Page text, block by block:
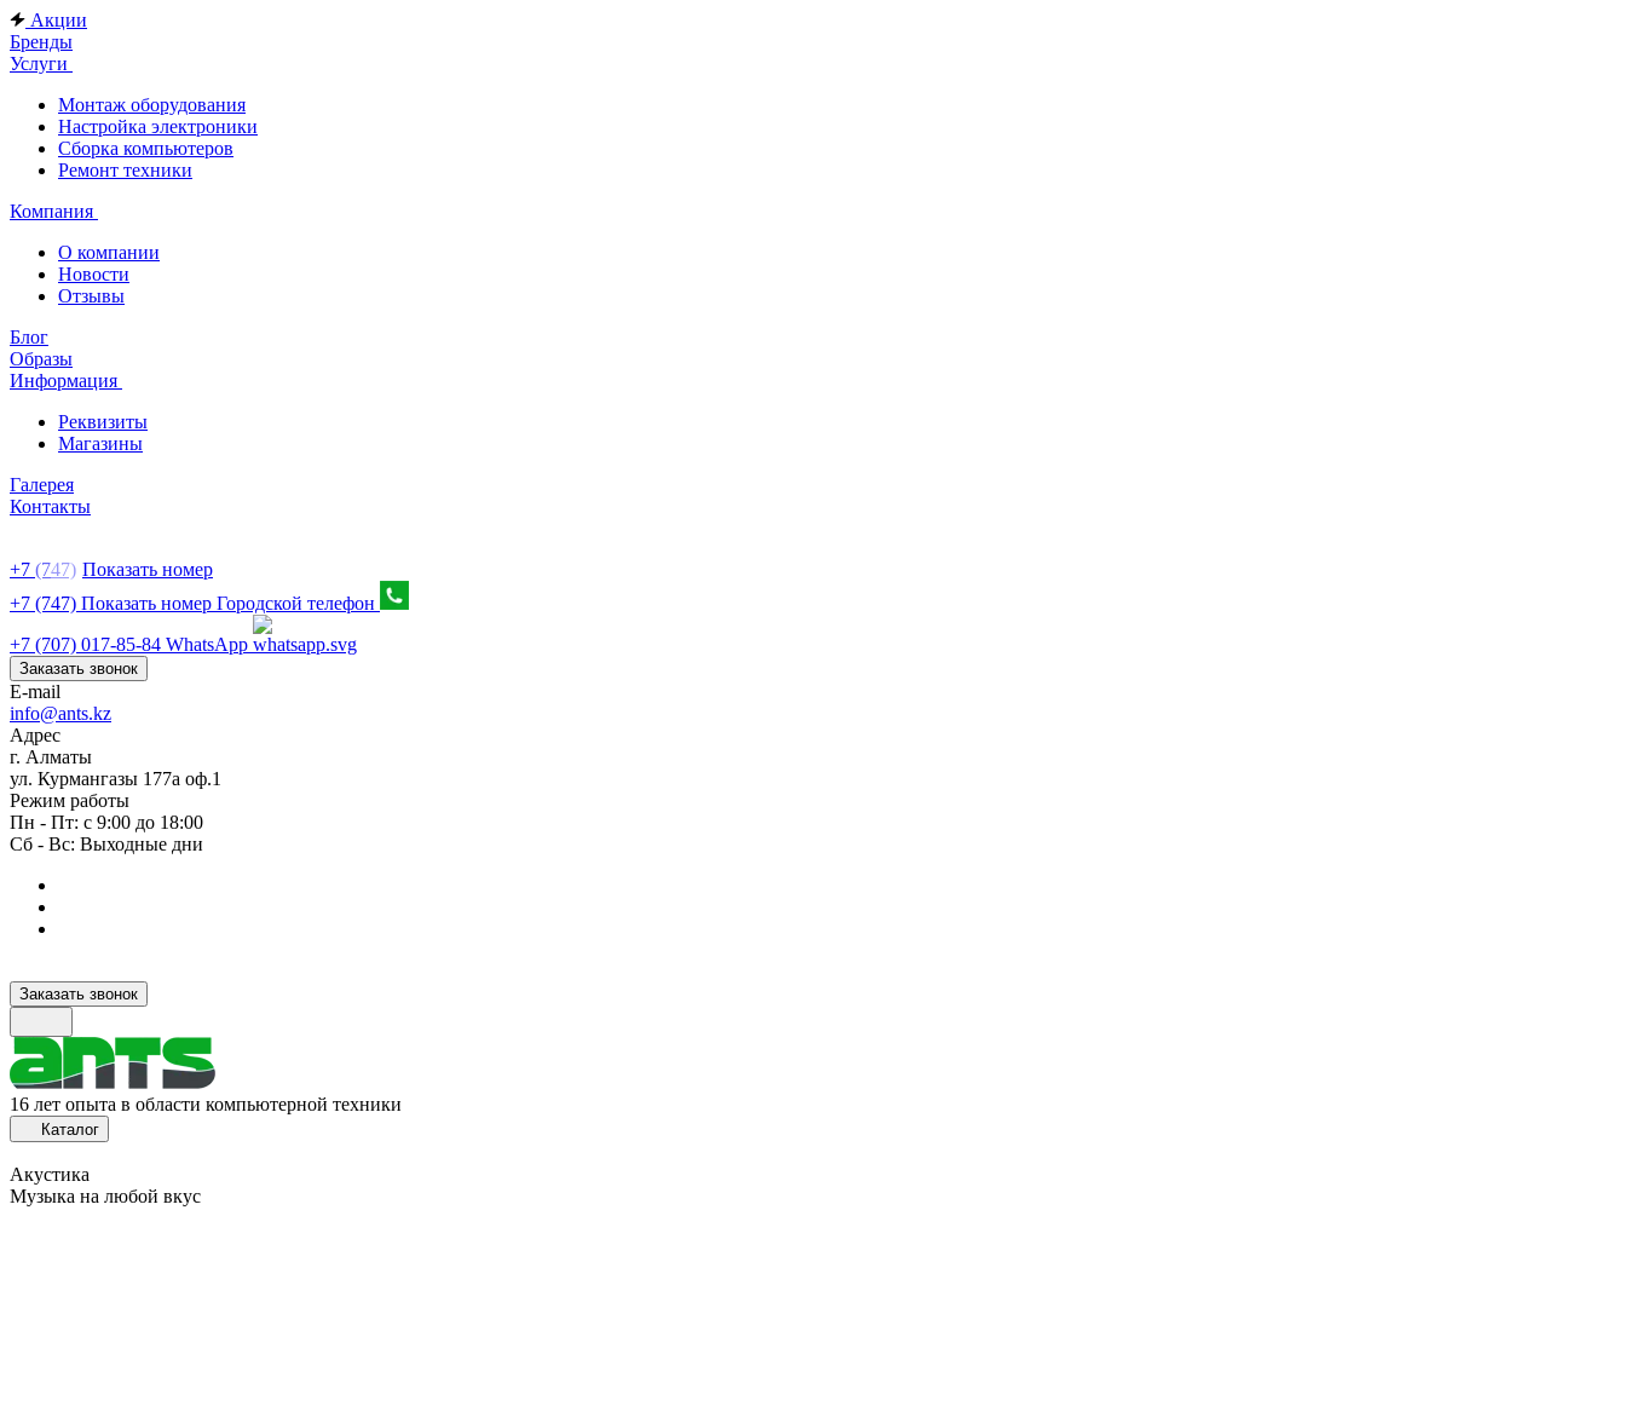
Акции
Бренды
Услуги
Монтаж оборудования
Настройка электроники
Сборка компьютеров
Ремонт техники
Компания
О компании
Новости
Отзывы
Блог
Образы
Информация
Реквизиты
Магазины
Галерея
Контакты
+7 (747) Показать номер
+7 (747) Показать номер Городской телефон
+7 (707) 017-85-84 WhatsApp
Заказать звонок
E-mail
info@ants.kz
Адрес
г. Алматы
ул. Курмангазы 177а оф.1
Режим работы
Пн - Пт: с 9:00 до 18:00
Сб - Вс: Выходные дни
Заказать звонок
16 лет опыта в области компьютерной техники
Каталог
Акустика
Музыка на любой вкус